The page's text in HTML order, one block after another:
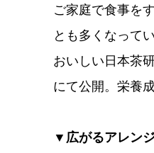
ご家庭で食事を
とも多くなって
おいしい日本茶
にて公開。栄養
▼広がるアレン